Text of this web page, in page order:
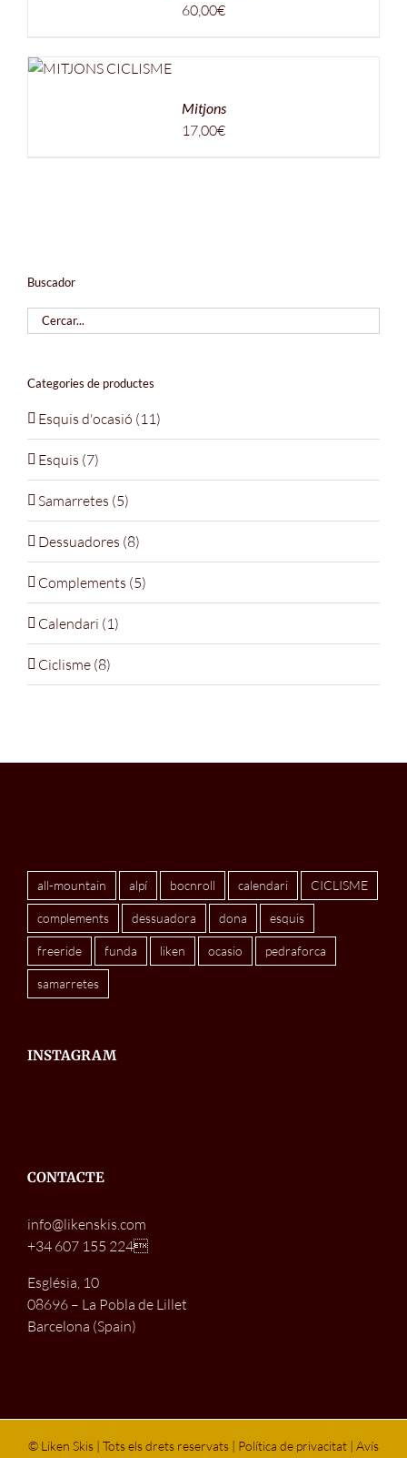
60,00€
Mitjons
17,00€
Buscador
Categories de productes
Esquis d'ocasió (11)
Esquis (7)
Samarretes (5)
Dessuadores (8)
Complements (5)
Calendari (1)
Ciclisme (8)
all-mountain alpí bocnroll calendari CICLISME
complements dessuadora dona esquis
freeride funda liken ocasio pedraforca
samarretes
INSTAGRAM
CONTACTE
info@likenskis.com
+34 607 155 224
Església, 10
08696 – La Pobla de Lillet
Barcelona (Spain)
© Liken Skis | Tots els drets reservats | Política de privacitat | Avís